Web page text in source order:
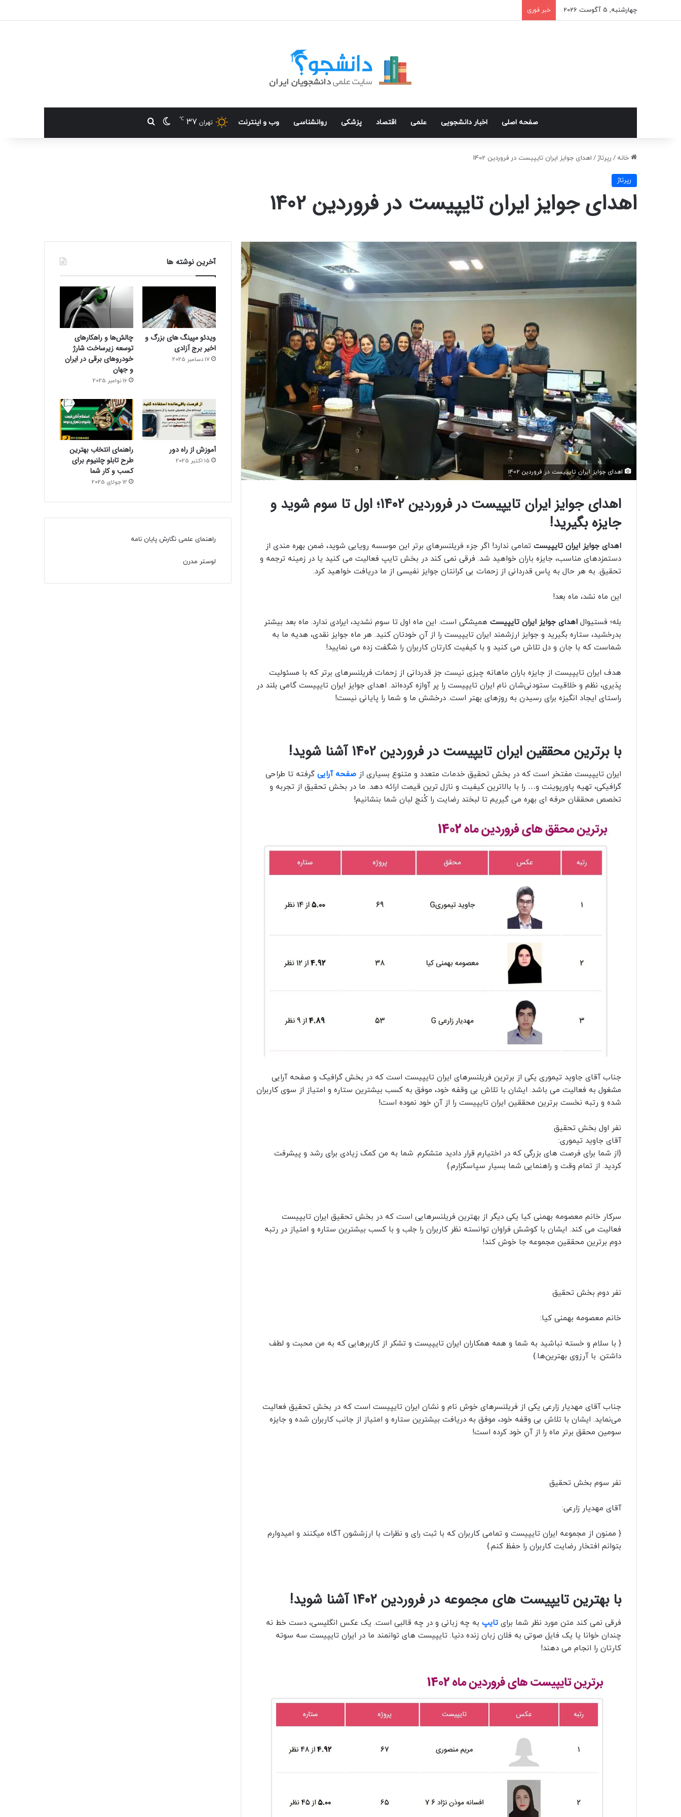
چهارشنبه, 5 آگوست 2026 خبر فوری
صفحه اصلی اخبار دانشجویی علمی اقتصاد پزشکی روانشناسی وب و اینترنت تهران 37
℃ تغییر پوسته
جستجو برای
خانه / رپرتاژ / اهدای جوایز ایران تایپیست در فروردین 1402
رپرتاژ
اهدای جوایز ایران تایپیست در فروردین 1402
اهدای جوایز ایران تایپیست در فروردین 1402
اهدای جوایز ایران تایپیست در فروردین 1402؛ اول تا سوم شوید و
جایزه بگیرید!
اهدای جوایز ایران تایپیست تمامی ندارد! اگر جزء فریلنسرهای برتر این موسسه رویایی شوید، ضمن بهره مندی از
دستمزدهای مناسب، جایزه باران خواهید شد. فرقی نمی کند در بخش تایپ فعالیت می کنید یا در زمینه ترجمه و
تحقیق. به هر حال به پاس قدردانی از زحمات بی کرانتان جوایز نفیسی از ما دریافت خواهید کرد.
این ماه نشد، ماه بعد!
بله؛ فستیوال اهدای جوایز ایران تایپیست همیشگی است. این ماه اول تا سوم نشدید، ایرادی ندارد. ماه بعد بیشتر
بدرخشید، ستاره بگیرید و جوایز ارزشمند ایران تایپیست را از آنِ خودتان کنید. هر ماه جوایز نقدی، هدیه ما به
شماست که با جان و دل تلاش می کنید و با کیفیت کارتان کاربران را شگفت زده می نمایید!
هدف ایران تایپیست از جایزه باران ماهانه چیزی نیست جز قدردانی از زحمات فریلنسرهای برتر که با مسئولیت
پذیری، نظم و خلاقیت ستودنی‌شان نام ایران تایپیست را پر آوازه کرده‌اند. اهدای جوایز ایران تایپیست گامی بلند در
راستای ایجاد انگیزه برای رسیدن به روزهای بهتر است. درخشش ما و شما را پایانی نیست!
با برترین محققین ایران تایپیست در فروردین 1402 آشنا شوید!
ایران تایپیست مفتخر است که در بخش تحقیق خدمات متعدد و متنوع بسیاری از صفحه آرایی گرفته تا طراحی
گرافیکی، تهیه پاورپوینت و… را با بالاترین کیفیت و نازل ترین قیمت ارائه دهد. ما در بخش تحقیق از تجربه و
تخصص محققان حرفه ای بهره می گیریم تا لبخند رضایت را کُنج لبان شما بنشانیم!
جناب آقای جاوید تیموری یکی از برترین فریلنسرهای ایران تایپیست است که در بخش گرافیک و صفحه آرایی
مشغول به فعالیت می باشد. ایشان با تلاش بی وقفه خود، موفق به کسب بیشترین ستاره و امتیاز از سوی کاربران
شده و رتبه نخست برترین محققین ایران تایپیست را از آنِ خود نموده است!
نفر اول بخش تحقیق
آقای جاوید تیموری:
{از شما برای فرصت های بزرگی که در اختیارم قرار دادید متشکرم. شما به من کمک زیادی برای رشد و پیشرفت
کردید. از تمام وقت و راهنمایی شما بسیار سپاسگزارم.}
سرکار خانم معصومه بهمنی کیا یکی دیگر از بهترین فریلنسرهایی است که در بخش تحقیق ایران تایپیست
فعالیت می کند. ایشان با کوشش فراوان توانسته نظر کاربران را جلب و با کسب بیشترین ستاره و امتیاز در رتبه
دوم برترین محققین مجموعه جا خوش کند!
نفر دوم بخش تحقیق
خانم معصومه بهمنی کیا:
{ با سلام و خسته نباشید به شما و همه همکاران ایران تایپیست و تشکر از کاربرهایی که به من محبت و لطف
داشتن. با آرزوی بهترین‌‌ها.}
جناب آقای مهدیار زارعی یکی از فریلنسرهای خوش نام و نشان ایران تایپیست است که در بخش تحقیق فعالیت
می‌نماید. ایشان با تلاش بی وقفه خود، موفق به دریافت بیشترین ستاره و امتیاز از جانب کاربران شده و جایزه
سومین محقق برتر ماه را از آنِ خود کرده است!
نفر سوم بخش تحقیق
آقای مهدیار زارعی:
{ ممنون از مجموعه ایران تایپیست و تمامی کاربران که با ثبت رای و نظرات با ارزششون آگاه میکنند و امیدوارم
بتوانم افتخار رضایت کاربران را حفظ کنم.}
با بهترین تایپیست های مجموعه در فروردین 1402 آشنا شوید!
فرقی نمی کند متن مورد نظر شما برای تایپ به چه زبانی و در چه قالبی است. یک عکس انگلیسی، دست خط نه
چندان خوانا یا یک فایل صوتی به فلان زبان زنده دنیا. تایپیست های توانمند ما در ایران تایپیست سه سوته
کارتان را انجام می دهند!
آخرین نوشته ها
ویدئو مپینگ های بزرگ و
اخیر برج آزادی
17 دسامبر 2025
چالش‌ها و راهکارهای
توسعه زیرساخت شارژ
خودروهای برقی در ایران
و جهان
16 نوامبر 2025
آموزش از راه دور
15 اکتبر 2025
راهنمای انتخاب بهترین
طرح تابلو چلنیوم برای
کسب و کار شما
12 جولای 2025
راهنمای علمی نگارش پایان نامه
لوستر مدرن